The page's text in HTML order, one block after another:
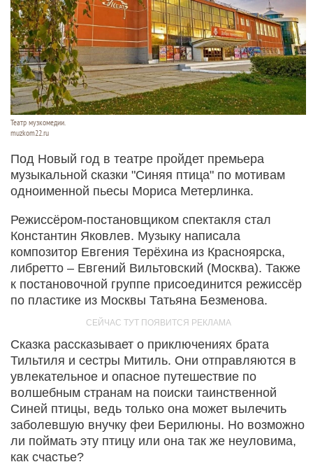
Театр музкомедии.
muzkom22.ru
Под Новый год в театре пройдет премьера
музыкальной сказки "Синяя птица" по мотивам
одноименной пьесы Мориса Метерлинка.
Режиссёром-постановщиком спектакля стал
Константин Яковлев. Музыку написала
композитор Евгения Терёхина из Красноярска,
либретто – Евгений Вильтовский (Москва). Также
к постановочной группе присоединится режиссёр
по пластике из Москвы Татьяна Безменова.
Сказка рассказывает о приключениях брата
Тильтиля и сестры Митиль. Они отправляются в
увлекательное и опасное путешествие по
волшебным странам на поиски таинственной
Синей птицы, ведь только она может вылечить
заболевшую внучку феи Берилюны. Но возможно
ли поймать эту птицу или она так же неуловима,
как счастье?